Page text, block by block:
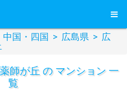
中国・四国 > 広島県 > 広
師が丘 の マンション 一
覧